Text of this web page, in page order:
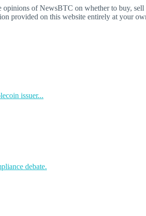
of NewsBTC on whether to buy,
provided on this website entirely at your
issuer...
debate.